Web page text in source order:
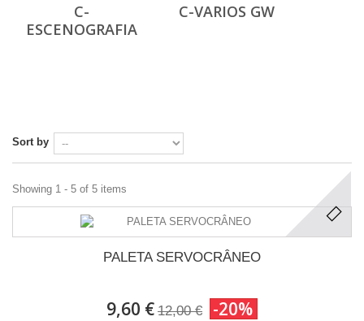
C-
ESCENOGRAFIA
C-VARIOS GW
Sort by
Showing 1 - 5 of 5 items
PALETA SERVOCRÂNEO
9,60 € 12,00 € -20%